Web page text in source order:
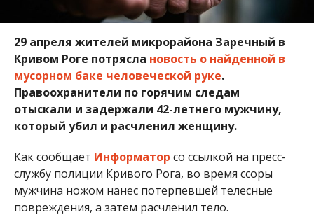
29 апреля жителей микрорайона Заречный в
Кривом Роге потрясла новость о найденной в
мусорном баке человеческой руке.
Правоохранители по горячим следам
отыскали и задержали 42-летнего мужчину,
который убил и расчленил женщину.
Как сообщает Информатор со ссылкой на пресс-
службу полиции Кривого Рога, во время ссоры
мужчина ножом нанес потерпевшей телесные
повреждения, а затем расчленил тело.